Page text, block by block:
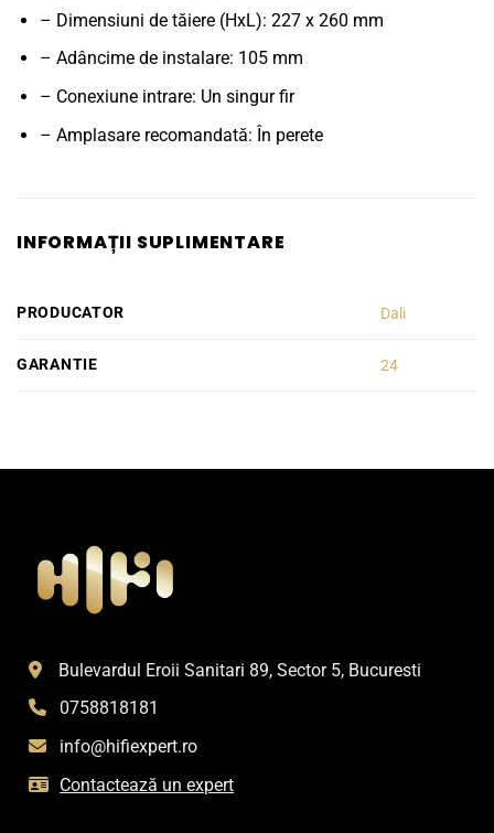
– Dimensiuni de tăiere (HxL): 227 x 260 mm
– Adâncime de instalare: 105 mm
– Conexiune intrare: Un singur fir
– Amplasare recomandată: În perete
INFORMAȚII SUPLIMENTARE
PRODUCATOR Dali
GARANTIE 24
Bulevardul Eroii Sanitari 89, Sector 5, Bucuresti
0758818181
info@hifiexpert.ro
Contactează un expert